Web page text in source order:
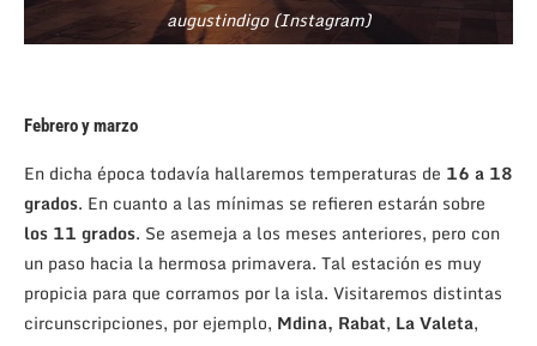
augustindigo (Instagram)
Febrero y marzo
En dicha época todavía hallaremos temperaturas de 16 a 18
grados. En cuanto a las mínimas se refieren estarán sobre
los 11 grados. Se asemeja a los meses anteriores, pero con
un paso hacia la hermosa primavera. Tal estación es muy
propicia para que corramos por la isla. Visitaremos distintas
circunscripciones, por ejemplo, Mdina, Rabat, La Valeta,